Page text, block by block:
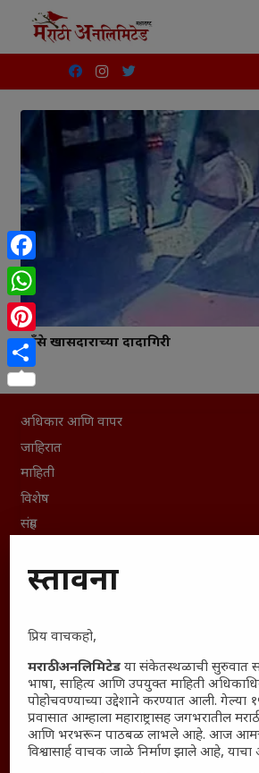
काँग्रेस खासदाराच्या दादागिरी
अधिकार आणि वापर
जाहिरात
माहिती
विशेष
संग्रह
English To Hindi
Polls Archive
Thought For The Day
सामान्य आजारांवर गावठी उपाय – घरच्या
आराम
आजच्या युगातील तरुण पिढी कुठे हरवली?
Facebook
WhatsApp
Pinterest
Share
प्रस्तावना
प्रिय वाचकहो,
मराठी अनलिमिटेड या संकेतस्थळाची सुरुवात
भाषा, साहित्य आणि उपयुक्त माहिती
पोहोचवण्याच्या उद्देशाने करण्यात आली. गेल्या
प्रवासात आम्हाला महाराष्ट्रासह जगभरातील
आणि भरभरून पाठबळ लाभले आहे. आज
विश्वासार्ह वाचक जाळे निर्माण झाले आहे,